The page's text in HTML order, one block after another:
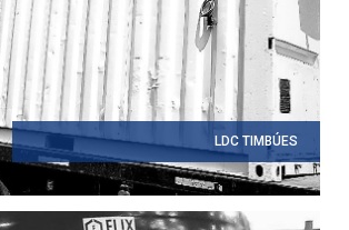
LDC TIMBÚES